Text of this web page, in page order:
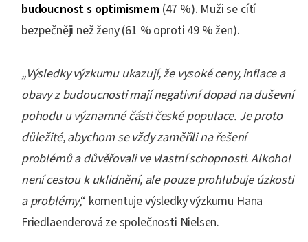
budoucnost s optimismem (47 %). Muži se cítí
bezpečněji než ženy (61 % oproti 49 % žen).
„Výsledky výzkumu ukazují, že vysoké ceny, inflace a
obavy z budoucnosti mají negativní dopad na duševní
pohodu u významné části české populace. Je proto
důležité, abychom se vždy zaměřili na řešení
problémů a důvěřovali ve vlastní schopnosti. Alkohol
není cestou k uklidnění, ale pouze prohlubuje úzkosti
a problémy,“ komentuje výsledky výzkumu Hana
Friedlaenderová ze společnosti Nielsen.